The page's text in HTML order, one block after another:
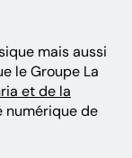
mais aussi
le Groupe La
et de la
numérique de